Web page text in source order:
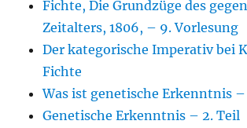
Fichte, Die Grundzüge des
Zeitalters, 1806, – 9. Vorlesung
Der kategorische Imperativ bei
Fichte
Was ist genetische Erkenntnis –
Genetische Erkenntnis – 2. Teil